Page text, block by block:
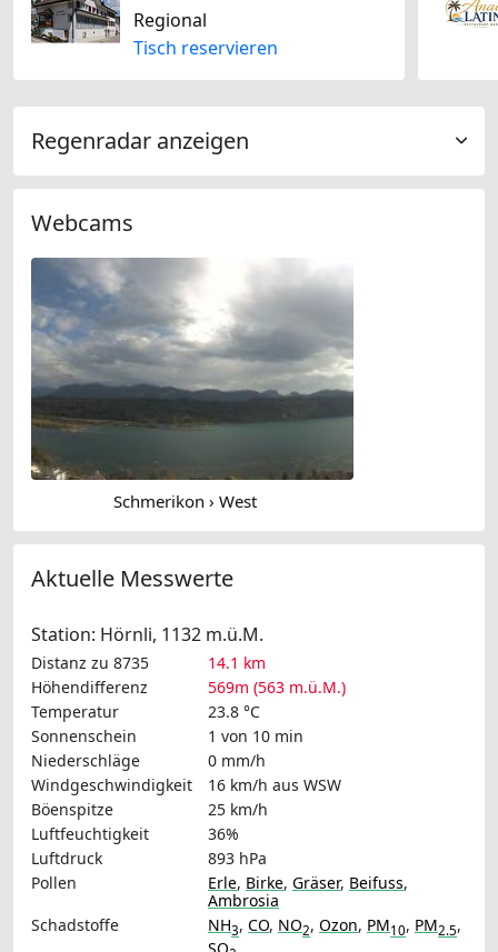
Regional
Tisch reservieren
Regenradar anzeigen
Webcams
Schmerikon › West
Aktuelle Messwerte
Station: Hörnli, 1132 m.ü.M.
Distanz zu 8735
14.1 km
Höhendifferenz
569m (563 m.ü.M.)
Temperatur
23.8 °C
Sonnenschein
1 von 10 min
Niederschläge
0 mm/h
Windgeschwindigkeit
16 km/h aus WSW
Böenspitze
25 km/h
Luftfeuchtigkeit
36%
Luftdruck
893 hPa
Pollen
Erle, Birke, Gräser, Beifuss,
Ambrosia
Schadstoffe
NH3, CO, NO2, Ozon, PM10, PM2.5,